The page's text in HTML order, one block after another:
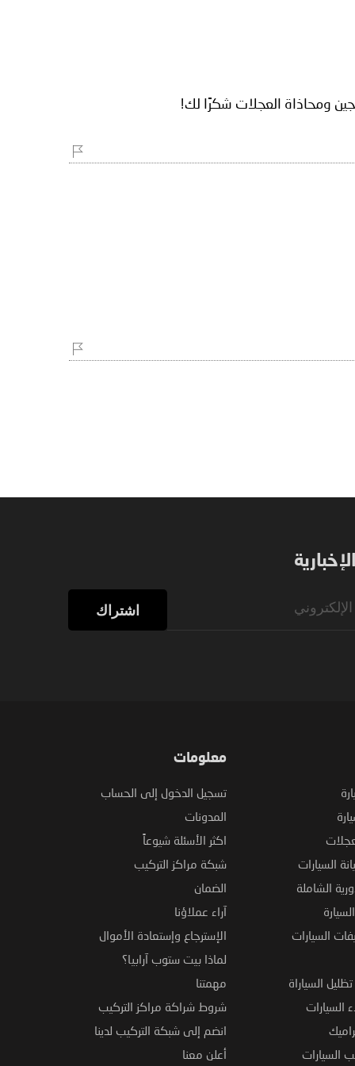
ومحاذاة العجلات شكرًا لك!
اشتراك
السيارات
الشاملة
السيارات
السياراة
السيارات
السيارات
معلومات
تسجيل الدخول إلى الحساب
المدونات
اكثر الأسئلة شيوعاً
شبكة مراكز التركيب
الضمان
آراء عملاؤنا
الإسترجاع وإستعادة الأموال
لماذا بيت ستوب آرابيا؟
مهمتنا
شروط شراكة مراكز التركيب
انضم إلى شبكة التركيب لدينا
أعلن معنا